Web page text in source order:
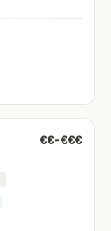
€€-€€€